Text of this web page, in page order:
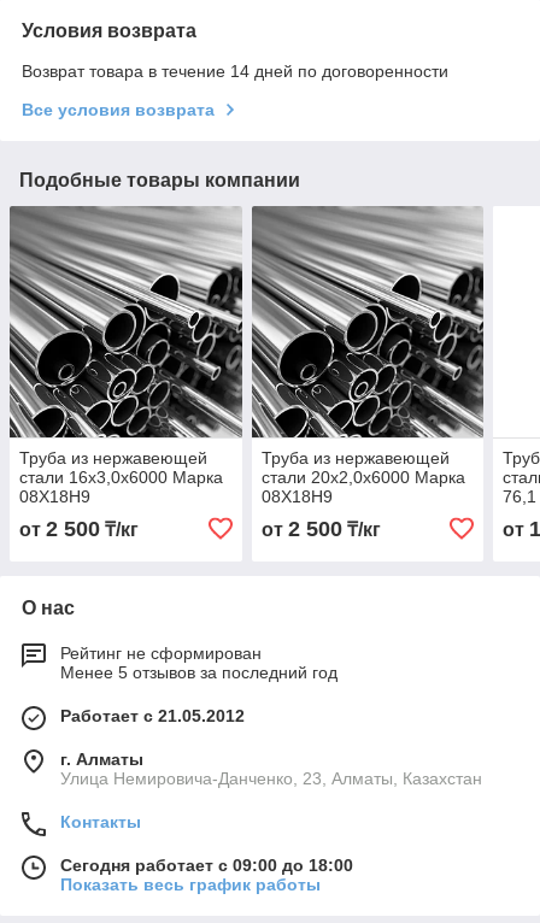
Условия возврата
Возврат товара в течение 14 дней по договоренности
Все условия возврата
Подобные товары компании
Труба из нержавеющей
стали 16х3,0х6000 Марка
08Х18Н9
от 2 500 ₸/кг
Труба из нержавеющей
стали 20х2,0х6000 Марка
08Х18Н9
от 2 500₸/кг от
О нас
Рейтинг не сформирован
Менее 5 отзывов за последний год
Работает с 21.05.2012
г. Алматы
Улица Немировича-Данченко, 23, Алматы, Казахстан
Контакты
Сегодня работает с 09:00 до 18:00
Показать весь график работы